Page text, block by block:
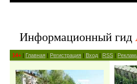
Информационный гид
14+ | Главная | Регистрация | Вход | RSS |